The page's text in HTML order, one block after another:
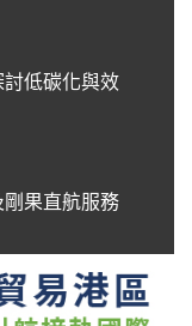
低碳化與效
果直航服務